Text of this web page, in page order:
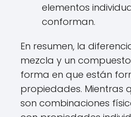
elementos
conforman.
En resumen, la
mezcla y un
forma en que están
propiedades. Mientras
son combinaciones